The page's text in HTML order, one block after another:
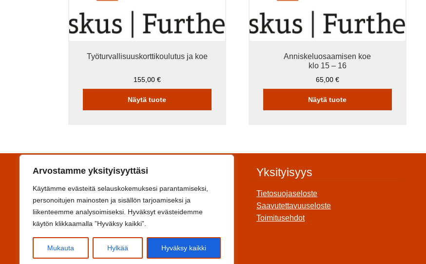
Arvostamme yksityisyyttäsi
Käytämme evästeitä selauskokemuksesi parantamiseksi,
personoitujen mainosten ja sisällön tarjoamiseksi ja
liikenteemme analysoimiseksi. Hyväksyt evästeidemme
käytön klikkaamalla ”Hyväksy kaikki”.
Mukauta Hylkää Hyväksy kaikki
Työturvallisuuskorttikoulutus ja koe
155,00 €
Näytä tuote
Anniskeluosaamisen koe
klo 15 – 16
65,00 €
Näytä tuote
Yhteystiedot
Koulutuskeskus Salpaus -kuntayhtymä
Svinhufvudinkatu 6F, 15110 Lahti
Y-tunnus 0993644-6
Ota yhteyttä
Yksityisyys
Tietosuojaseloste
Saavutettavuuseloste
Toimitusehdot